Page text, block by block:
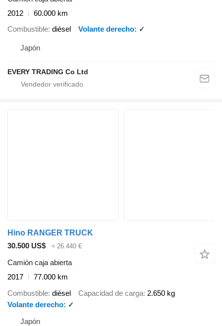
2012
60.000 km
Combustible diésel Volante derecho ✓
Japón
EVERY TRADING Co Ltd
Hino RANGER TRUCK
30.500 US$
≈ 26.440 €
Camión caja abierta
2017
77.000 km
Combustible diésel Capacidad de carga 2.650 kg
Volante derecho
✓
Japón